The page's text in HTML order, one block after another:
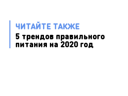
ЧИТАЙТЕ ТАКЖЕ
5 трендов правильного
питания на 2020 год